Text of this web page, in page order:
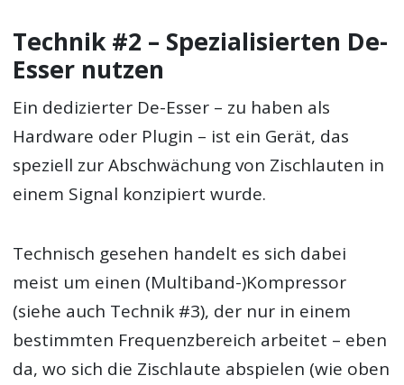
Technik #2 – Spezialisierten De-
Esser nutzen
Ein dedizierter De-Esser – zu haben als
Hardware oder Plugin – ist ein Gerät, das
speziell zur Abschwächung von Zischlauten in
einem Signal konzipiert wurde.
Technisch gesehen handelt es sich dabei
meist um einen (Multiband-)Kompressor
(siehe auch Technik #3), der nur in einem
bestimmten Frequenzbereich arbeitet – eben
da, wo sich die Zischlaute abspielen (wie oben